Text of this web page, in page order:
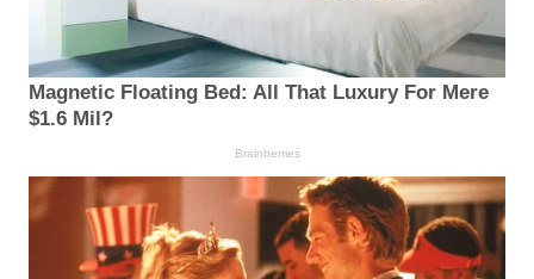
Magnetic Floating Bed: All That Luxury For Mere
$1.6 Mil?
Brainberries